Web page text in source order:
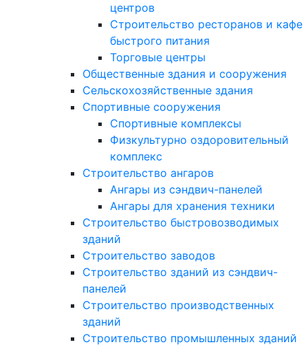
центров
Строительство ресторанов и кафе
быстрого питания
Торговые центры
Общественные здания и сооружения
Сельскохозяйственные здания
Спортивные сооружения
Спортивные комплексы
Физкультурно оздоровительный
комплекс
Строительство ангаров
Ангары из сэндвич-панелей
Ангары для хранения техники
Строительство быстровозводимых
зданий
Строительство заводов
Строительство зданий из сэндвич-
панелей
Строительство производственных
зданий
Строительство промышленных зданий